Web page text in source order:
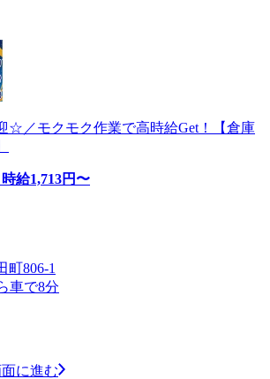
☆／モクモク作業で高時給Get！【倉庫
時給1,713円〜
町806-1
車で8分
に進む